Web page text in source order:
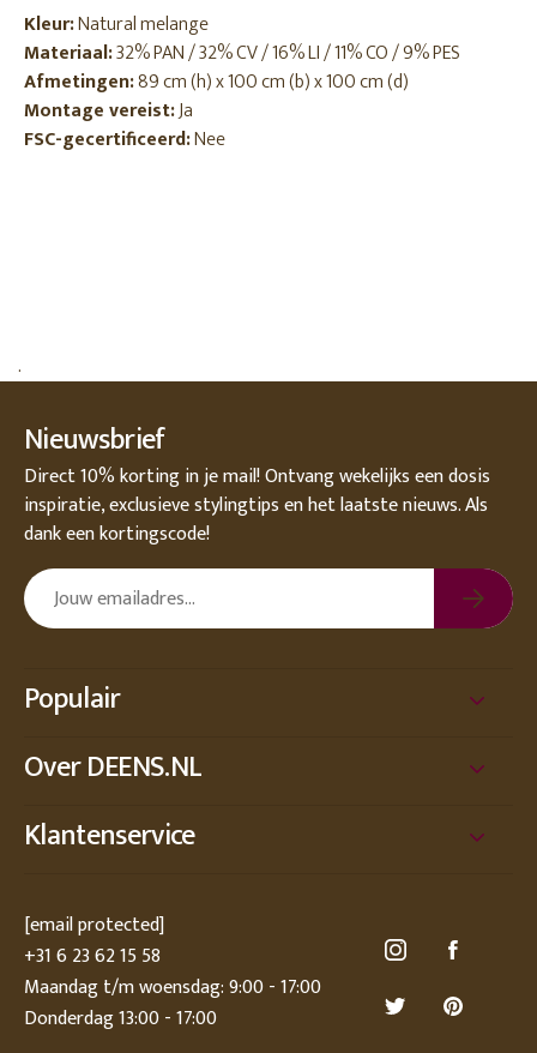
Kleur:Natural melange
Materiaal:32% PAN / 32% CV / 16% LI / 11% CO / 9% PES
Afmetingen:89 cm (h) x 100 cm (b) x 100 cm (d)
Montage vereist:Ja
FSC-gecertificeerd:Nee
.
Nieuwsbrief
Direct 10% korting in je mail! Ontvang wekelijks een dosis
inspiratie, exclusieve stylingtips en het laatste nieuws. Als
dank een kortingscode!
Populair
Over DEENS.NL
Klantenservice
[email protected]
+31 6 23 62 15 58
Maandag t/m woensdag: 9:00 - 17:00
Donderdag 13:00 - 17:00